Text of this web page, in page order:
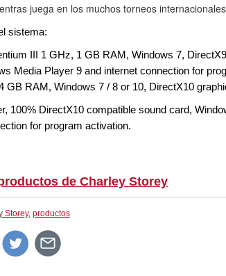
juega en los muchos torneos
sistema:
III 1 GHz, 1 GB RAM, Windows 7,
Media Player 9 and internet connection for
GB RAM, Windows 7 / 8 or 10, DirectX10
100% DirectX10 compatible sound card,
for program activation.
de Charley Storey
Storey, productos